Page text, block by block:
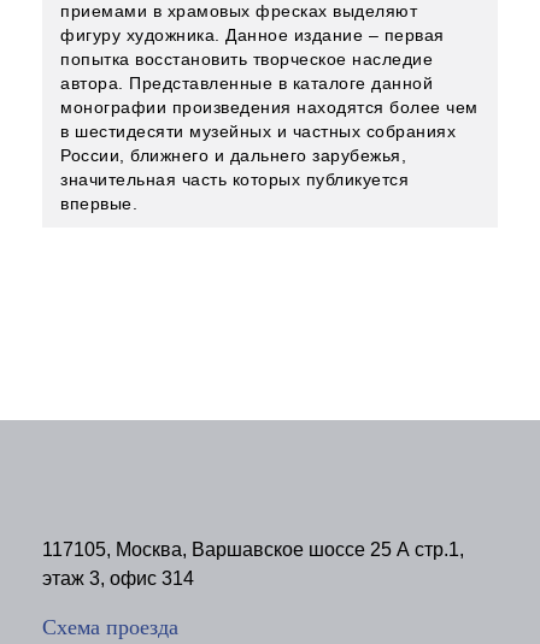
приемами в храмовых фресках выделяют
фигуру художника. Данное издание – первая
попытка восстановить творческое наследие
автора. Представленные в каталоге данной
монографии произведения находятся более чем
в шестидесяти музейных и частных собраниях
России, ближнего и дальнего зарубежья,
значительная часть которых публикуется
впервые.
117105, Москва, Варшавское шоссе 25 А стр.1,
этаж 3, офис 314
Схема проезда